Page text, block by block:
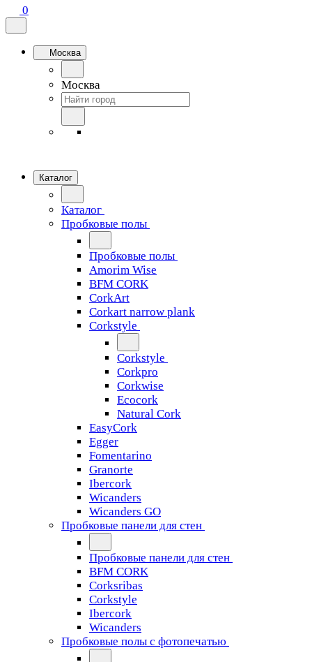
0
Москва
Москва
Каталог
Каталог
Пробковые полы
Пробковые полы
Amorim Wise
BFM CORK
CorkArt
Corkart narrow plank
Corkstyle
Corkstyle
Corkpro
Corkwise
Ecocork
Natural Cork
EasyCork
Egger
Fomentarino
Granorte
Ibercork
Wicanders
Wicanders GO
Пробковые панели для стен
Пробковые панели для стен
BFM CORK
Corksribas
Corkstyle
Ibercork
Wicanders
Пробковые полы с фотопечатью